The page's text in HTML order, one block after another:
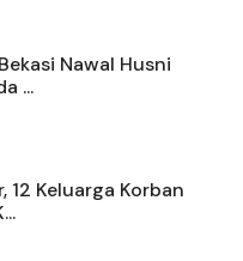
Nawal Husni
...
12 Keluarga Korban